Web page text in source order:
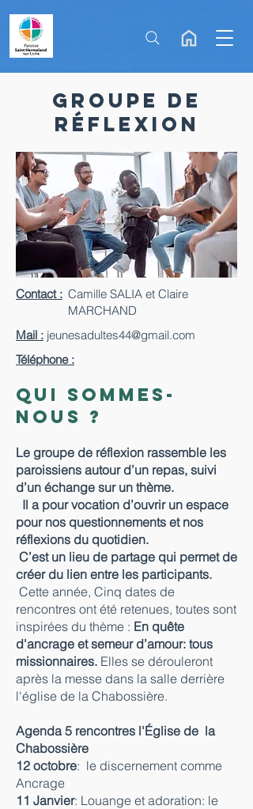
Groupe de
Réflexion
Contact : Camille SALIA et Claire
MARCHAND
Mail : jeunesadultes44@gmail.com
Téléphone :
Qui sommes-
nous ?
Le groupe de réflexion rassemble les
paroissiens autour d’un repas, suivi
d’un échange sur un thème.
Il a pour vocation d’ouvrir un espace
pour nos questionnements et nos
réflexions du quotidien.
C’est un lieu de partage qui permet de
créer du lien entre les participants.
Cette année, Cinq dates de
rencontres ont été retenues, toutes sont
inspirées du thème : En quête
d'ancrage et semeur d’amour: tous
missionnaires. Elles se dérouleront
après la messe dans la salle derrière
l'église de la Chabossière.
Agenda 5 rencontres l'Église de la
Chabossière
12 octobre: le discernement comme
Ancrage
11 Janvier: Louange et adoration: le